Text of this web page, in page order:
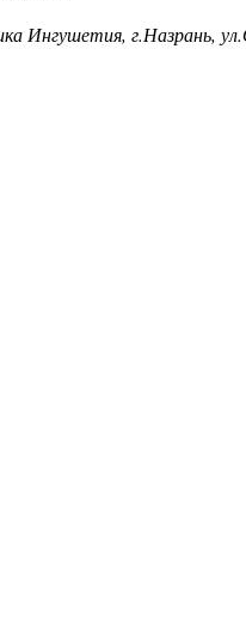
Ингушетия, г.Назрань,